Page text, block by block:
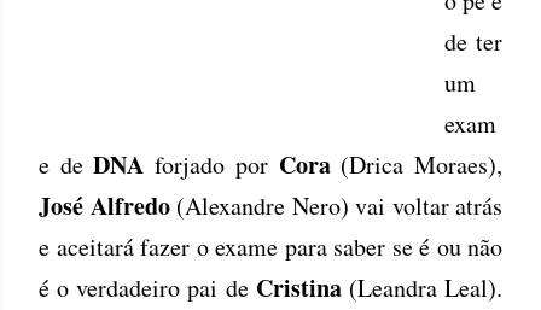
de ter
um
exam
e deDNAforjado por Cora(Drica Moraes),
José Alfredo (Alexandre Nero) vai voltar atrás
e aceitará fazer o exame para saber se é ou não
é o verdadeiro pai de Cristina(Leandra Leal).